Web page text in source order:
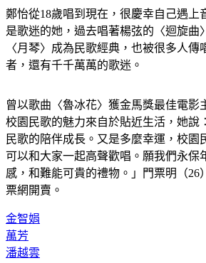
鄭怡從18歲唱到現在，很慶幸自己遇上
是歌迷的她，過去唱著楊弦的〈迴旋曲
〈月琴〉成為民歌經典，也被很多人
者，還有千千萬萬的歌迷。
曾以歌曲〈魯冰花〉獲金馬獎最佳電影
校園民歌的魅力來自於貼近生活，她說
民歌的陪伴成長。又是多麼幸運，校園
可以和大家一起高聲歡唱。願我們永保
感，和難能可貴的禮物。」門票明（26
票網開賣。
金智娟
萬芳
潘越雲